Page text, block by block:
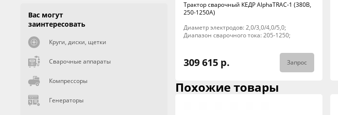
Трактор сварочный КЕДР AlphaTRAC-1 (380В,
250-1250А)
Диаметр электродов: 2,0/3,0/4,0/5,0;
Диапазон сварочного тока: 205-1250;
309 615 р. Запрос
Похожие товары
Вас могут
заинтересовать
Круги, диски, щетки
Сварочные аппараты
Компрессоры
Генераторы